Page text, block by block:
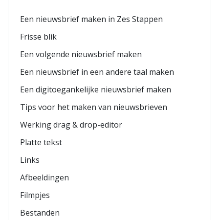
Een nieuwsbrief maken in Zes Stappen
Frisse blik
Een volgende nieuwsbrief maken
Een nieuwsbrief in een andere taal maken
Een digitoegankelijke nieuwsbrief maken
Tips voor het maken van nieuwsbrieven
Werking drag & drop-editor
Platte tekst
Links
Afbeeldingen
Filmpjes
Bestanden